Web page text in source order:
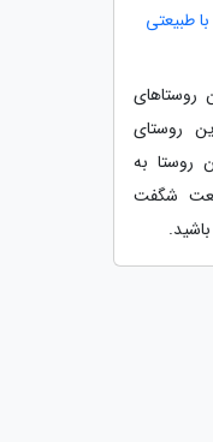
طبیعتی
روستاهای
روستای
روستا به
شگفت